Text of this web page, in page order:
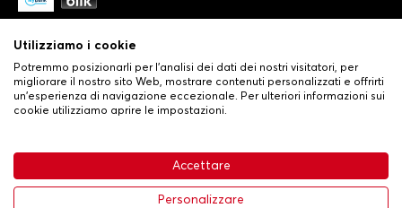
63,99 € Aggiungi al carrello
Condizioni generali di vendita•
Politica sulla privacy e sui cookie•Livraison
Utilizziamo i cookie
Potremmo posizionarli per l'analisi dei dati dei nostri visitatori, per
migliorare il nostro sito Web, mostrare contenuti personalizzati e offrirti
un'esperienza di navigazione eccezionale. Per ulteriori informazioni sui
cookie utilizziamo aprire le impostazioni.
Accettare
Personalizzare